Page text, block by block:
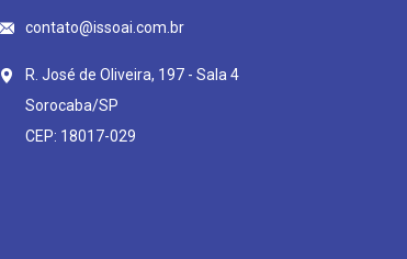
contato@issoai.com.br
R. José de Oliveira, 197 - Sala 4
Sorocaba/SP
CEP: 18017-029